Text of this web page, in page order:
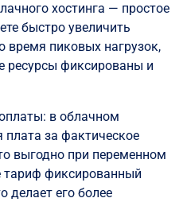
хостинга — простое
быстро увеличить
время пиковых нагрузок,
ресурсы фиксированы и
в облачном
плата за фактическое
выгодно при переменном
тариф фиксированный
делает его более